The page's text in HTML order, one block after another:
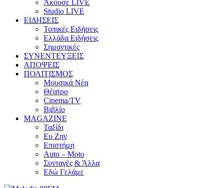
Άκουσε LIVE
Studio LIVE
ΕΙΔΗΣΕΙΣ
Τοπικές Ειδήσεις
Ελλάδα Ειδήσεις
Σημαντικές
ΣΥΝΕΝΤΕΥΞΕΙΣ
ΑΠΟΨΕΙΣ
ΠΟΛΙΤΙΣΜΟΣ
Μουσικά Νέα
Θέατρο
Cinema/TV
Βιβλίο
MAGAZINE
Ταξίδι
Ευ Ζην
Επιστήμη
Auto – Moto
Συνταγές & Άλλα
Εδώ Γελάμε